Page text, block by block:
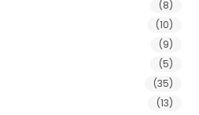
(8)
(10)
(9)
(5)
(35)
(13)